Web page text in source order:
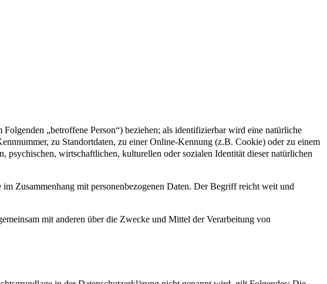
„betroffene Person“) beziehen; als identifizierbar wird eine natürliche
zu Standortdaten, zu einer Online-Kennung (z.B. Cookie) oder zu einem
psychischen, wirtschaftlichen, kulturellen oder sozialen Identität dieser natürlichen
Zusammenhang mit personenbezogenen Daten. Der Begriff reicht weit und
mit anderen über die Zwecke und Mittel der Verarbeitung von